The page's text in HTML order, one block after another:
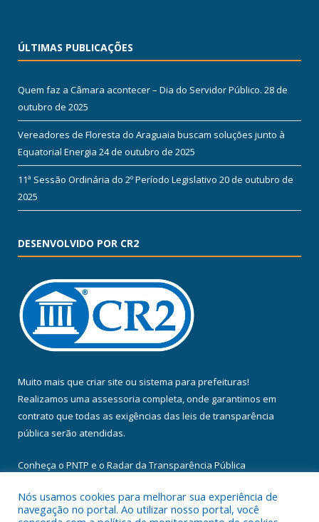
ÚLTIMAS PUBLICAÇÕES
Quem faz a Câmara acontecer – Dia do Servidor Público. 28 de
outubro de 2025
Vereadores de Floresta do Araguaia buscam soluções junto à
Equatorial Energia 24 de outubro de 2025
11ª Sessão Ordinária do 2º Período Legislativo 20 de outubro de
2025
DESENVOLVIDO POR CR2
Muito mais que criar site ou sistema para prefeituras!
Realizamos uma assessoria completa, onde garantimos em
contrato que todas as exigências das leis de transparência
pública serão atendidas.
Conheça o PNTP e o Radar da Transparência Pública
Nós usamos cookies para melhorar sua experiência de
navegação no portal. Ao utilizar nosso portal, você